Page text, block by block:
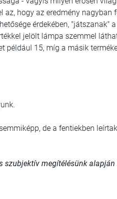
az, hogy az eredmény nagyban
érdekében, "játszanak"
jelölt lámpa szemmel
például 15, míg a másik
de a fentiekben
megítélésünk